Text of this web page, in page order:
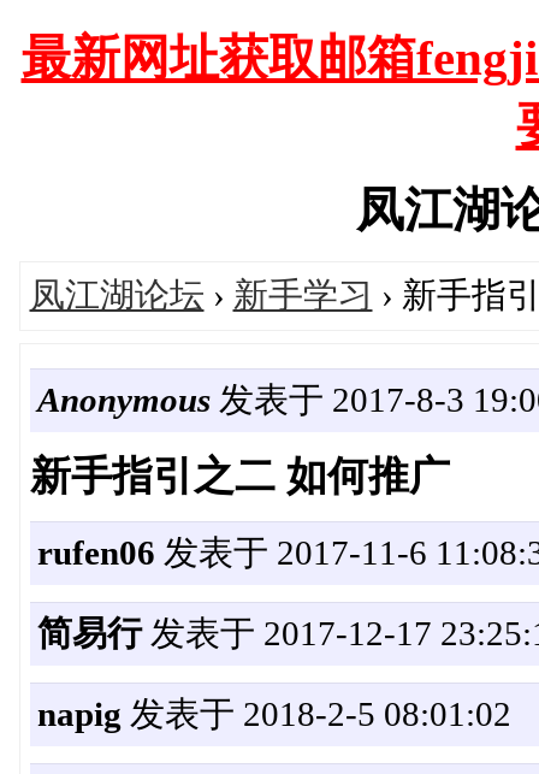
最新网址获取邮箱
凤江湖
凤江湖论坛 › 新手学习 › 新手指
Anonymous发表于 2017-8-3
新手指引之二 如何推广
rufen06 发表于 2017-11-6
简易行发表于 2017-12-17
napig 发表于 2018-2-5 08:01:02